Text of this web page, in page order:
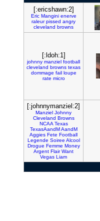
[:ericshawn:2]
Eric Mangini enerve
raleur pissed angry
cleveland browns
[:ldoh:1]
johnny manziel football
cleveland browns texas
dommage fail loupe
rate micro
[:johnnymanziel:2]
Manziel Johnny
Cleveland Browns
NCAA Texas
TexasAandM AandM
Aggies Fete Football
Legende Soiree Alcool
Drogue Femme Money
Argent Flair Want
Vegas Liam